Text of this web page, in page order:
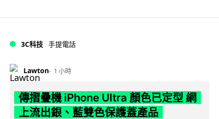
3C科技 手提電話
Lawton 1 小時
傳摺疊機 iPhone Ultra 顏色已定型 網
上流出銀、藍雙色保護蓋產品